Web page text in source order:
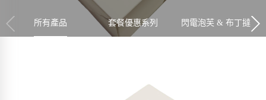
所有產品 套餐優惠系列 閃電泡芙 & 布丁撻